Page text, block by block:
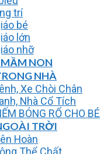
trí
bé
lớn
nhỡ
NON
NHÀ
Xe Chòi Chân
Nhà Cổ Tích
BÓNG RỔ CHO BÉ
TRỜI
Hoàn
Thể Chất